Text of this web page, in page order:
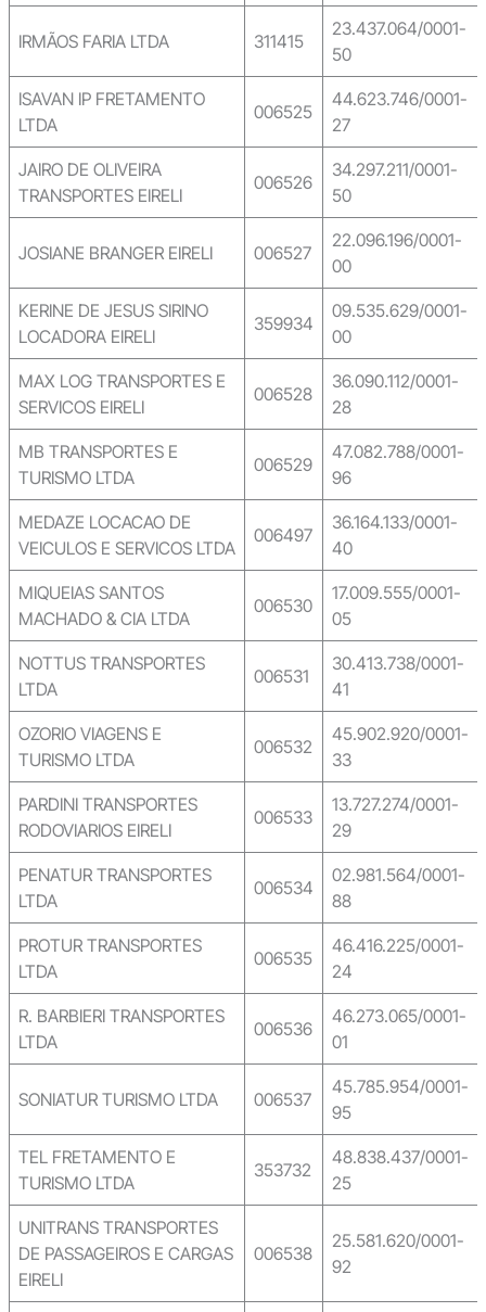
IRMÃOS FARIA LTDA 311415
23.437.064/0001-
50
ISAVAN IP FRETAMENTO
LTDA
006525
44.623.746/0001-
27
JAIRO DE OLIVEIRA
TRANSPORTES EIRELI
006526
34.297.211/0001-
50
JOSIANE BRANGER EIRELI 006527
22.096.196/0001-
00
KERINE DE JESUS SIRINO
LOCADORA EIRELI
359934
09.535.629/0001-
00
MAX LOG TRANSPORTES E
SERVICOS EIRELI
006528
36.090.112/0001-
28
MB TRANSPORTES E
TURISMO LTDA
006529
47.082.788/0001-
96
MEDAZE LOCACAO DE
VEICULOS E SERVICOS LTDA
006497
36.164.133/0001-
40
MIQUEIAS SANTOS
MACHADO & CIA LTDA
006530
17.009.555/0001-
05
NOTTUS TRANSPORTES
LTDA
006531
30.413.738/0001-
41
OZORIO VIAGENS E
TURISMO LTDA
006532
45.902.920/0001-
33
PARDINI TRANSPORTES
RODOVIARIOS EIRELI
006533
13.727.274/0001-
29
PENATUR TRANSPORTES
LTDA
006534
02.981.564/0001-
88
PROTUR TRANSPORTES
LTDA
006535
46.416.225/0001-
24
R. BARBIERI TRANSPORTES
LTDA
006536
46.273.065/0001-
01
SONIATUR TURISMO LTDA 006537
45.785.954/0001-
95
TEL FRETAMENTO E
TURISMO LTDA
353732
48.838.437/0001-
25
UNITRANS TRANSPORTES
DE PASSAGEIROS E CARGAS
EIRELI
006538
25.581.620/0001-
92